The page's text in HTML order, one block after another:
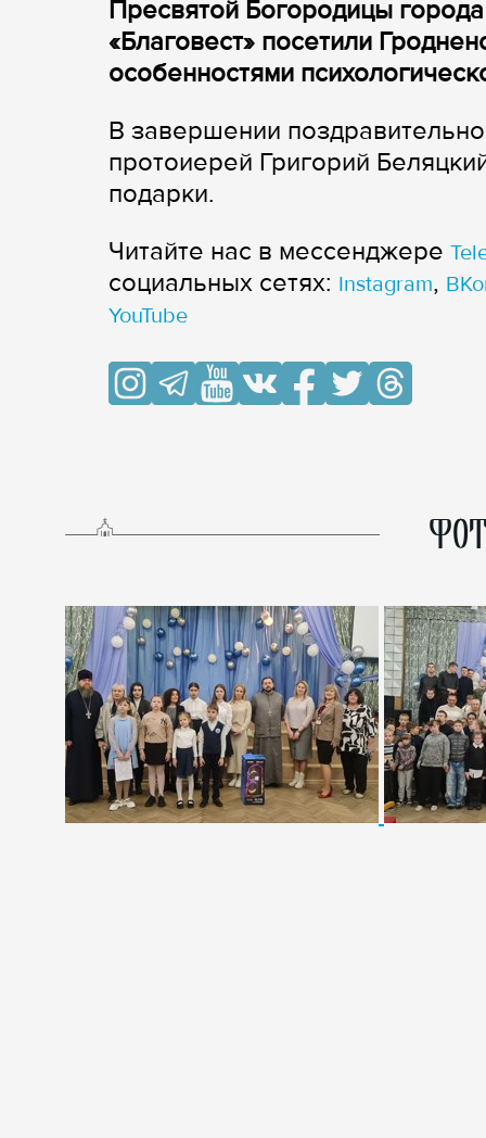
Пресвятой Богородицы
«Благовест» посетили
особенностями
В завершении
протоиерей Григорий
подарки.
Читайте нас в мессенджере
cоциальных сетях: Instagram,
YouTube